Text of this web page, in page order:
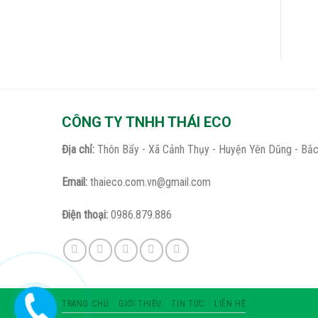
CÔNG TY TNHH THÁI ECO
Địa chỉ: Thôn Bẩy - Xã Cảnh Thụy - Huyện Yên Dũng -
Email: thaieco.com.vn@gmail.com
Điện thoại: 0986.879.886
TRANG CHỦ GIỚI THIỆU TIN TỨC LIÊN HỆ